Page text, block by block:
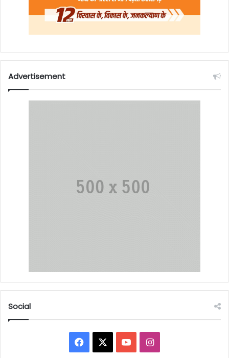
Advertisement
Social
Facebook YouTubeInstagram